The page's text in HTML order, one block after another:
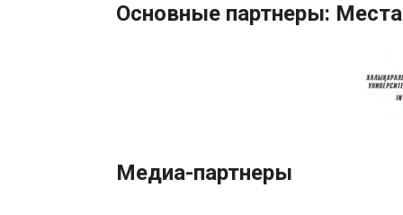
Основные партнеры:
Медиа-партнеры